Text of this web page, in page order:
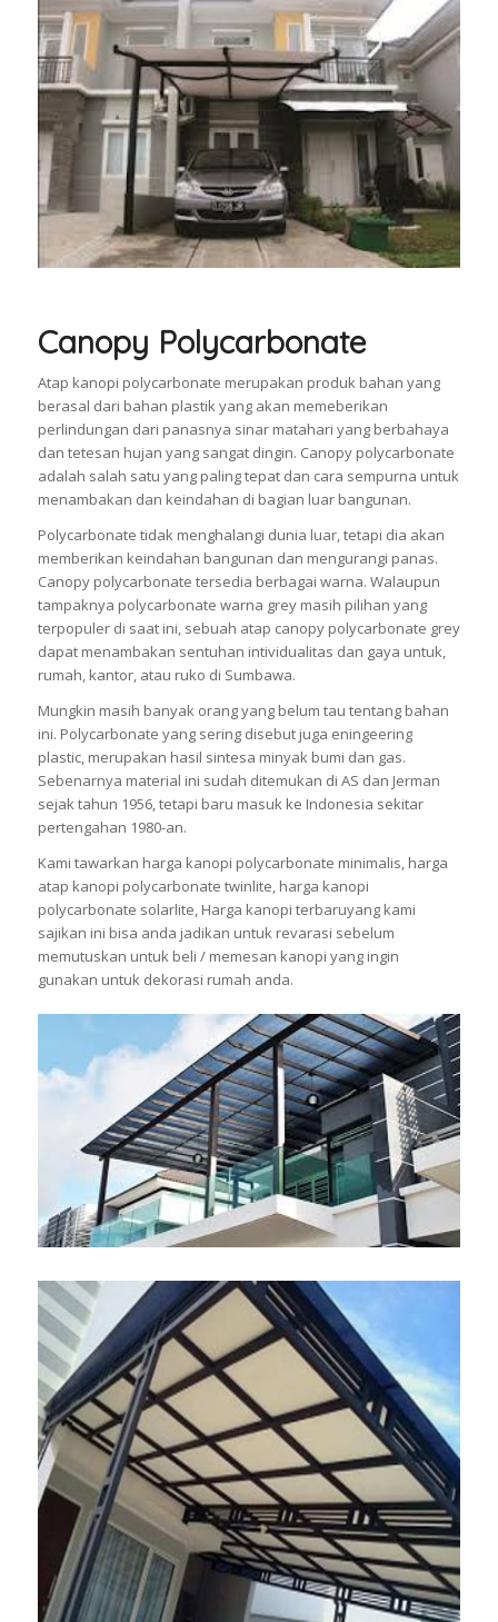
Canopy Polycarbonate
Atap kanopi polycarbonate merupakan produk bahan yang
berasal dari bahan plastik yang akan memeberikan
perlindungan dari panasnya sinar matahari yang berbahaya
dan tetesan hujan yang sangat dingin. Canopy polycarbonate
adalah salah satu yang paling tepat dan cara sempurna untuk
menambakan dan keindahan di bagian luar bangunan.
Polycarbonate tidak menghalangi dunia luar, tetapi dia akan
memberikan keindahan bangunan dan mengurangi panas.
Canopy polycarbonate tersedia berbagai warna. Walaupun
tampaknya polycarbonate warna grey masih pilihan yang
terpopuler di saat ini, sebuah atap canopy polycarbonate grey
dapat menambakan sentuhan intividualitas dan gaya untuk,
rumah, kantor, atau ruko di Sumbawa.
Mungkin masih banyak orang yang belum tau tentang bahan
ini. Polycarbonate yang sering disebut juga eningeering
plastic, merupakan hasil sintesa minyak bumi dan gas.
Sebenarnya material ini sudah ditemukan di AS dan Jerman
sejak tahun 1956, tetapi baru masuk ke Indonesia sekitar
pertengahan 1980-an.
Kami tawarkan harga kanopi polycarbonate minimalis, harga
atap kanopi polycarbonate twinlite, harga kanopi
polycarbonate solarlite, Harga kanopi terbaruyang kami
sajikan ini bisa anda jadikan untuk revarasi sebelum
memutuskan untuk beli / memesan kanopi yang ingin
gunakan untuk dekorasi rumah anda.